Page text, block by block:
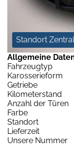
Standort
Allgemeine
Fahrzeugtyp
Karosserieform
Getriebe
Kilometerstand
Anzahl der Türen
Farbe
Standort
Lieferzeit
Unsere Nummer